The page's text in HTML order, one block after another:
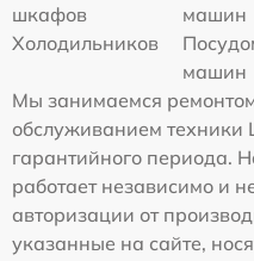
шкафов
машин
Холодильников
машин
Мы занимаемся
обслуживанием техники
гарантийного периода.
работает независимо и
авторизации от
указанные на сайте,